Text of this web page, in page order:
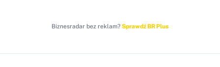
Biznesradar bez reklam? Sprawdź BR Plus